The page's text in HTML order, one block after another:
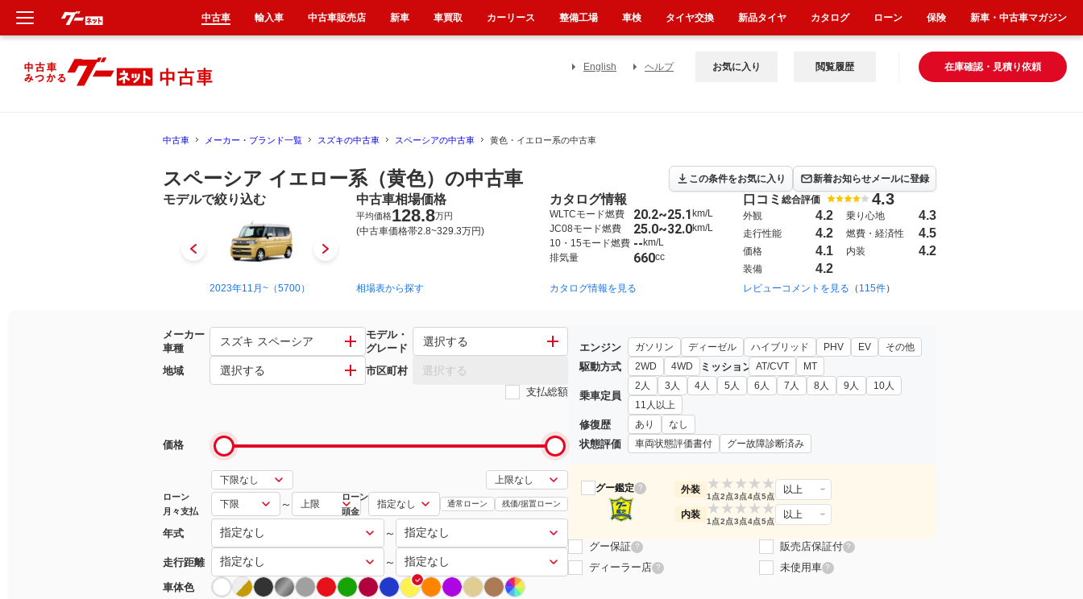
English ヘルプ 在庫確認・見積り依頼
お気に入り 閲覧履歴
中古車 メーカー・ブランド一覧 スズキの中古車 スペーシアの中古車 黄色・イエロー系の中古車
スペーシア イエロー系（黄色）の中古車 この条件をお気に入り 新着お知らせメールに登録
モデルで絞り込む
2023年11月~（5700） 2017年12月~2023年11月（3784） 2013年3月~2017年12月（2776） 2023年11月~（5700）
中古車相場価格
平均価格128.8万円
(中古車価格帯2.8~329.3万円)
相場表から探す
カタログ情報
WLTCモード燃費 20.2~25.1 km/L
JC08モード燃費
25.0~32.0km/L
10・15モード燃費 -- km/L
排気量
660cc
カタログ情報を見る
口コミ 総合評価 4.3
外観 4.2 乗り心地 4.3
走行性能 4.2 燃費・経済性 4.5
価格 4.1 内装 4.2
装備 4.2
レビューコメントを見る （ 115件）
メーカー
車種
スズキ スペーシア
モデル・
グレード
選択する
地域 選択する 市区町村 選択する
支払総額
価格
ローン
月々支払
～
ローン
頭金
通常ローン 残価/据置ローン
年式 ～
走行距離 ～
車体色
エンジン ガソリン ディーゼル ハイブリッド PHV EV その他
駆動方式 2WD 4WD ミッション AT/CVT MT
乗車定員
2人 3人 4人 5人 6人 7人 8人 9人
10人
11人以上
修復歴 あり なし
状態評価 車両状態評価書付 グー故障診断済み
グー鑑定 ? 外装 ★
1点
★
2点
★
3点
★
4点
★
5点
以上
内装 ★
1点
★
2点
★
3点
★
4点
★
5点
以上
グー保証 ? 販売店保証付 ?
ディーラー店 ? 未使用車 ?
中古車 輸入車 中古車販売店 新車 車買取 カーリース 整備工場 車検 タイヤ交換 新品タイヤ カタログ ローン 保険 新車・中古車マガジン
新車